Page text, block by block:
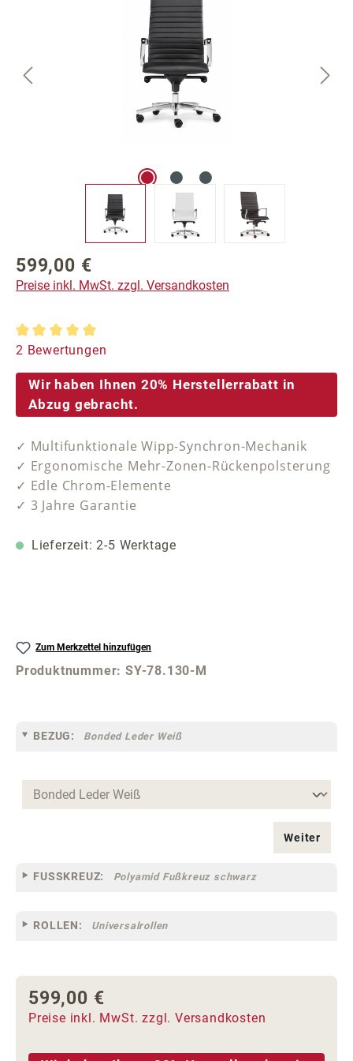
Regulärer Preis:
599,00 €
Preise inkl. MwSt. zzgl. Versandkosten
Durchschnittliche Bewertung von 5 von 5 Sternen
2 Bewertungen
Wir haben Ihnen 20% Herstellerrabatt in
Abzug gebracht.
✓ Multifunktionale Wipp-Synchron-Mechanik
✓ Ergonomische Mehr-Zonen-Rückenpolsterung
✓ Edle Chrom-Elemente
✓ 3 Jahre Garantie
Lieferzeit: 2-5 Werktage
Zum Merkzettel hinzufügen
Produktnummer:SY-78.130-M
BEZUG: Bonded Leder Weiß
Weiter
FUSSKREUZ: Polyamid Fußkreuz schwarz
ROLLEN: Universalrollen
Regulärer Preis:
599,00 €
Preise inkl. MwSt. zzgl. Versandkosten